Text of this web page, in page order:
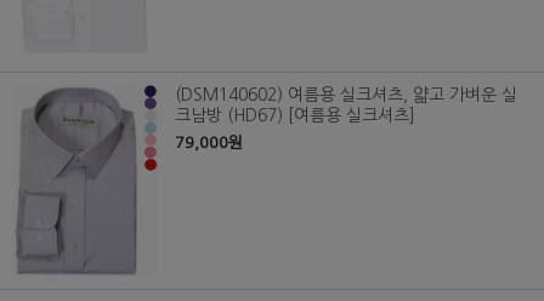
(DSM140602) 여름용 실크셔츠, 얇고 가벼운 실
크남방 (HD67) [여름용 실크셔츠]
79,000원